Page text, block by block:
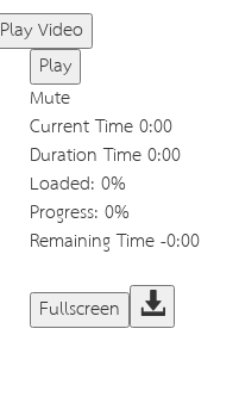
Play Video
Play
Mute
Current Time0:00
Duration Time0:00
Loaded: 0%
Progress: 0%
Remaining Time-0:00
Fullscreen